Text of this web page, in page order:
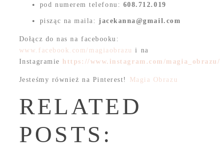
pod numerem telefonu: 608.712.019
pisząc na maila: jacekanna@gmail.com
Dołącz do nas na facebooku:
www.facebook.com/magiaobrazu i na
Instagramie
https://www.instagram.com/magia_obrazu/
Jesteśmy również na Pinterest! Magia Obrazu
RELATED
POSTS: